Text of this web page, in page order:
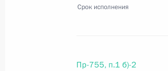
Перечень
Срок исполнения
Пр-755, п.1 б)-2